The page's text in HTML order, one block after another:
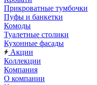
Прикроватные тумбочки
Пуфы и банкетки
Комоды
Туалетные столики
Кухонные фасады
Акции
Коллекции
Компания
О компании